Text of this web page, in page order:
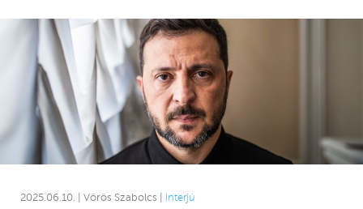
2025.06.10. | Vörös Szabolcs | Interjú